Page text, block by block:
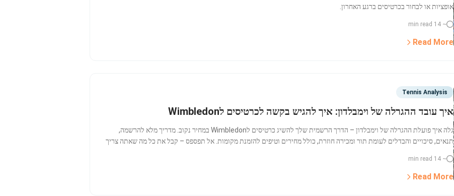
אופציות או לבחור בכרטיסים ברגע האחרון.
~ 14 min read
Read More
Tennis Analysis
איך עובד ההגרלה של וימבלדון: איך להגיש בקשה לכרטיסים לWimbledon
גלה איך פועלת ההגרלה של וימבלדון – הדרך הרשמית שלך להשיג כרטיסים לWimbledon במחיר נקוב. מדריך מלא להרשמה,
תנאים, סיכויים והבדלים לעומת תור ומכירה חוזרת, כולל מחירים וטיפים להזמנת מקומות. אל תפספס – קבל את כל מה שאתה צריך
~ 14 min read
Read More